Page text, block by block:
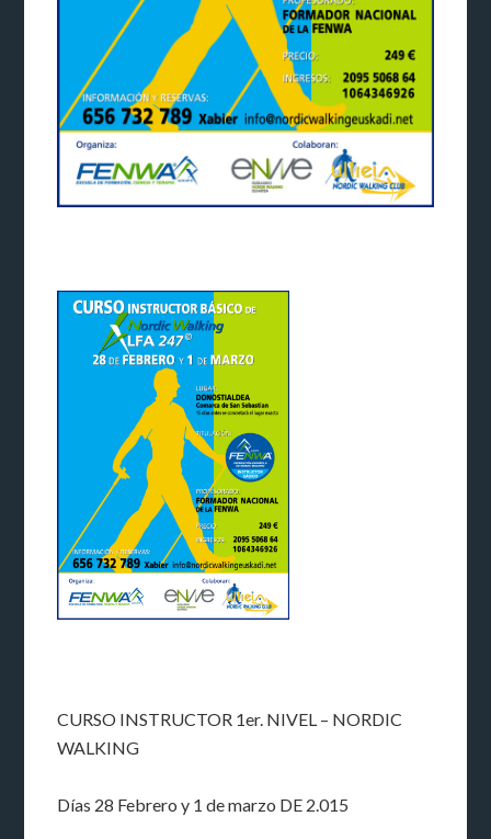
CURSO INSTRUCTOR 1er. NIVEL – NORDIC
WALKING
Días 28 Febrero y 1 de marzo DE 2.015